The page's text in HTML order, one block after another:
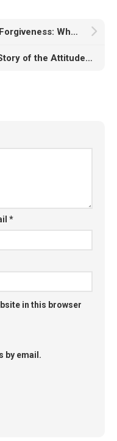
Myisha Cherry著「Failures of Forgiveness: What We Get Wrong and How to Do Better」
Paul Baker著「Camp!: The Story of the Attitude that Conquered the World」
*
in this browser
by email.